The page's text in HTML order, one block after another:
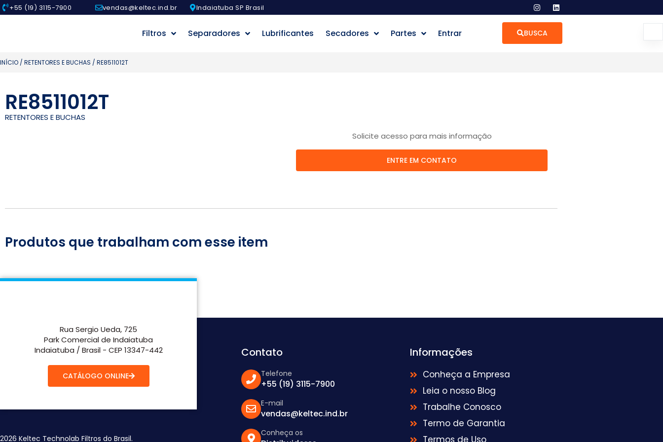
+55 (19) 3115-7900 vendas@keltec.ind.br Indaiatuba SP Brasil
Filtros Separadores Lubrificantes Secadores Partes Entrar BUSCA
INÍCIO / RETENTORES E BUCHAS / RE8511012T
RE8511012T
RETENTORES E BUCHAS
Solicite acesso para mais informação
ENTRE EM CONTATO
Produtos que trabalham com esse item
Rua Sergio Ueda, 725
Park Comercial de Indaiatuba
Indaiatuba / Brasil - CEP 13347-442
CATÁLOGO ONLINE
2026 Keltec Technolab Filtros do Brasil.
Contato
Telefone
+55 (19) 3115-7900
E-mail
vendas@keltec.ind.br
Conheça os
Informações
Conheça a Empresa
Leia o nosso Blog
Trabalhe Conosco
Termo de Garantia
Termos de Uso